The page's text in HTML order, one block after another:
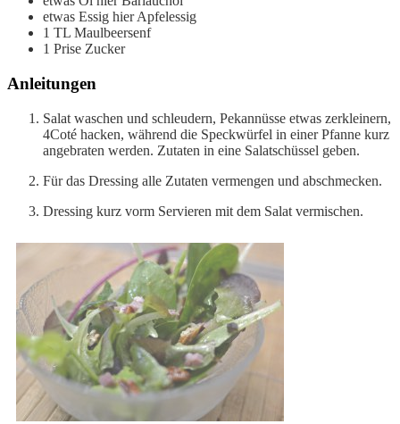
etwas Essig hier Apfelessig
1 TL Maulbeersenf
1 Prise Zucker
Anleitungen
Salat waschen und schleudern, Pekannüsse etwas zerkleinern,
4Coté hacken, während die Speckwürfel in einer Pfanne kurz
angebraten werden. Zutaten in eine Salatschüssel geben.
Für das Dressing alle Zutaten vermengen und abschmecken.
Dressing kurz vorm Servieren mit dem Salat vermischen.